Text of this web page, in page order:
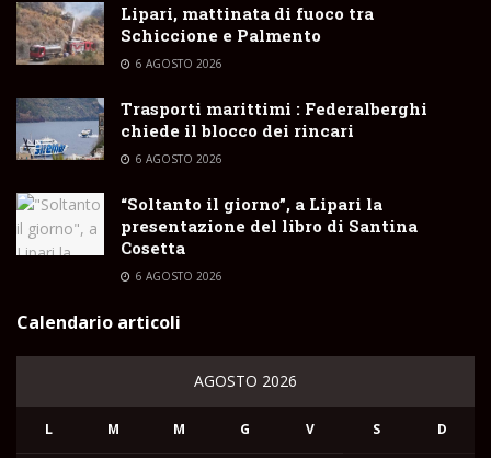
Lipari, mattinata di fuoco tra
Schiccione e Palmento
6 AGOSTO 2026
Trasporti marittimi : Federalberghi
chiede il blocco dei rincari
6 AGOSTO 2026
“Soltanto il giorno”, a Lipari la
presentazione del libro di Santina
Cosetta
6 AGOSTO 2026
Calendario articoli
AGOSTO 2026
L M M G V S D